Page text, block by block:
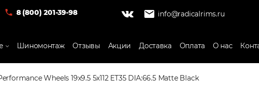
8 (800) 201-39-98 info@radicalrims.ru
Шиномонтаж Отзывы Акции Доставка Оплата О нас
Wheels 19x9.5 5x112 ET35 DIA:66.5 Matte Black